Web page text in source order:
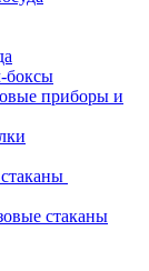
боксы
приборы и
стаканы